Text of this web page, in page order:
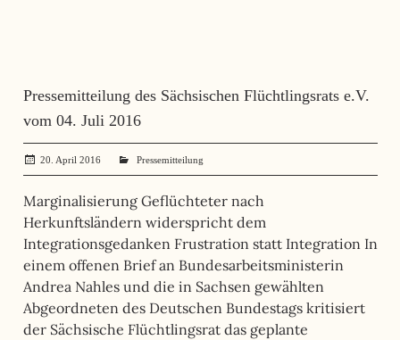
Pressemitteilung des Sächsischen Flüchtlingsrats e.V.
vom 04. Juli 2016
20. April 2016 administrator
Pressemitteilung
Marginalisierung Geflüchteter nach
Herkunftsländern widerspricht dem
Integrationsgedanken Frustration statt Integration In
einem offenen Brief an Bundesarbeitsministerin
Andrea Nahles und die in Sachsen gewählten
Abgeordneten des Deutschen Bundestags kritisiert
der Sächsische Flüchtlingsrat das geplante